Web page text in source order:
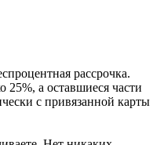
рассрочка.
25%, а оставшиеся части
с привязанной карты